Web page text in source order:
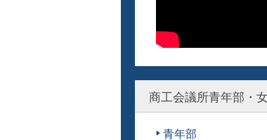
商工会議所青年部・
青年部